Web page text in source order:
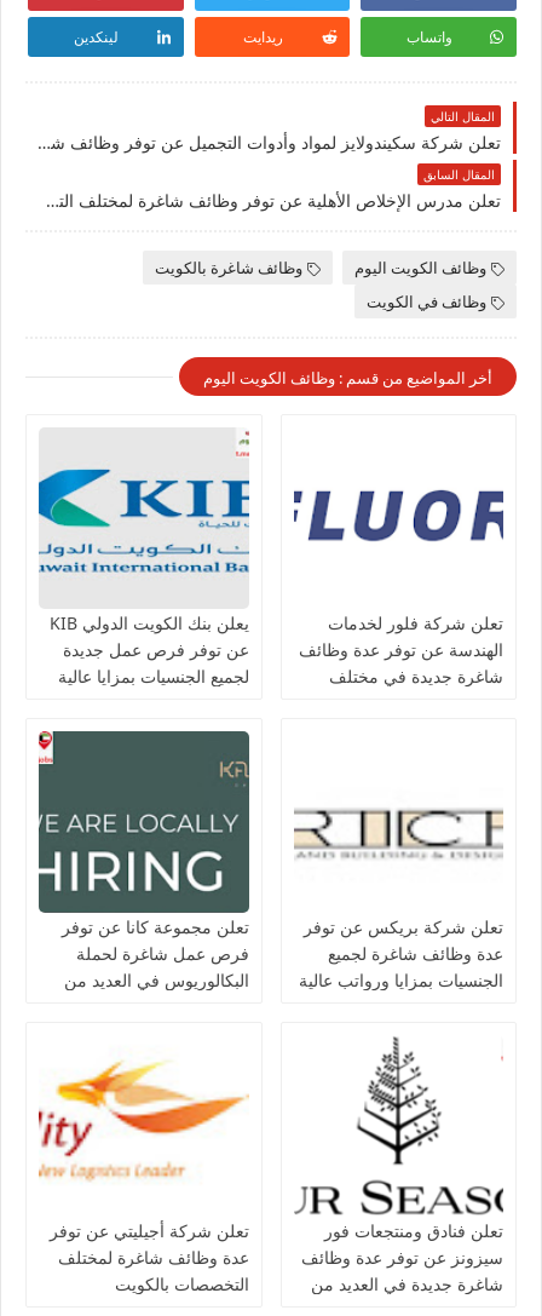
واتساب ريدايت لينكدين
المقال التالي
تعلن شركة سكيندولايز لمواد وأدوات التجميل عن توفر وظائف شاغرة جديدة لجميع الجنسيات بالكويت
المقال السابق
تعلن مدرس الإخلاص الأهلية عن توفر وظائف شاغرة لمختلف التخصصات بالكويت 2023
وظائف الكويت اليوم
وظائف شاغرة بالكويت
وظائف في الكويت
أخر المواضيع من قسم : وظائف الكويت اليوم
تعلن شركة فلور لخدمات
الهندسة عن توفر عدة وظائف
شاغرة جديدة في مختلف
يعلن بنك الكويت الدولي KIB
عن توفر فرص عمل جديدة
لجميع الجنسيات بمزايا عالية
تعلن شركة بريكس عن توفر
عدة وظائف شاغرة لجميع
الجنسيات بمزايا ورواتب عالية
تعلن مجموعة كانا عن توفر
فرص عمل شاغرة لحملة
البكالوريوس في العديد من
تعلن فنادق ومنتجعات فور
سيزونز‏ عن توفر عدة وظائف
شاغرة جديدة في العديد من
تعلن شركة أجيليتي عن توفر
عدة وظائف شاغرة لمختلف
التخصصات بالكويت